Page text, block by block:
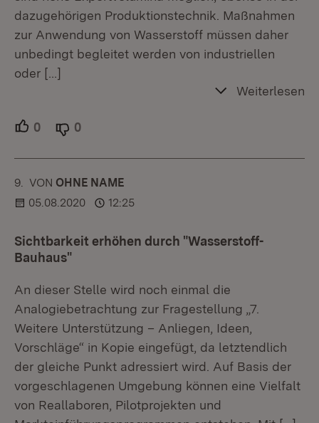
dazugehörigen Produktionstechnik. Maßnahmen
zur Anwendung von Wasserstoff müssen daher
unbedingt begleitet werden von industriellen
oder […]
Weiterlesen
0 Unterstützer.
0
9. KOMMENTAR
VON :OHNE NAME
05.08.2020
12:25
Sichtbarkeit erhöhen durch "Wasserstoff-
Bauhaus"
An dieser Stelle wird noch einmal die
Analogiebetrachtung zur Fragestellung „7.
Weitere Unterstützung – Anliegen, Ideen,
Vorschläge“ in Kopie eingefügt, da letztendlich
der gleiche Punkt adressiert wird. Auf Basis der
vorgeschlagenen Umgebung können eine Vielfalt
von Reallaboren, Pilotprojekten und